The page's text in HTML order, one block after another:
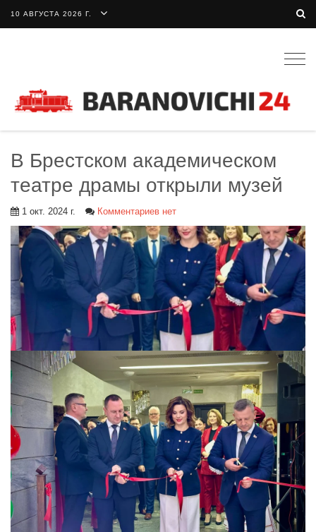
10 АВГУСТА 2026 Г.
В Брестском академическом
театре драмы открыли музей
1 окт. 2024 г. Комментариев нет